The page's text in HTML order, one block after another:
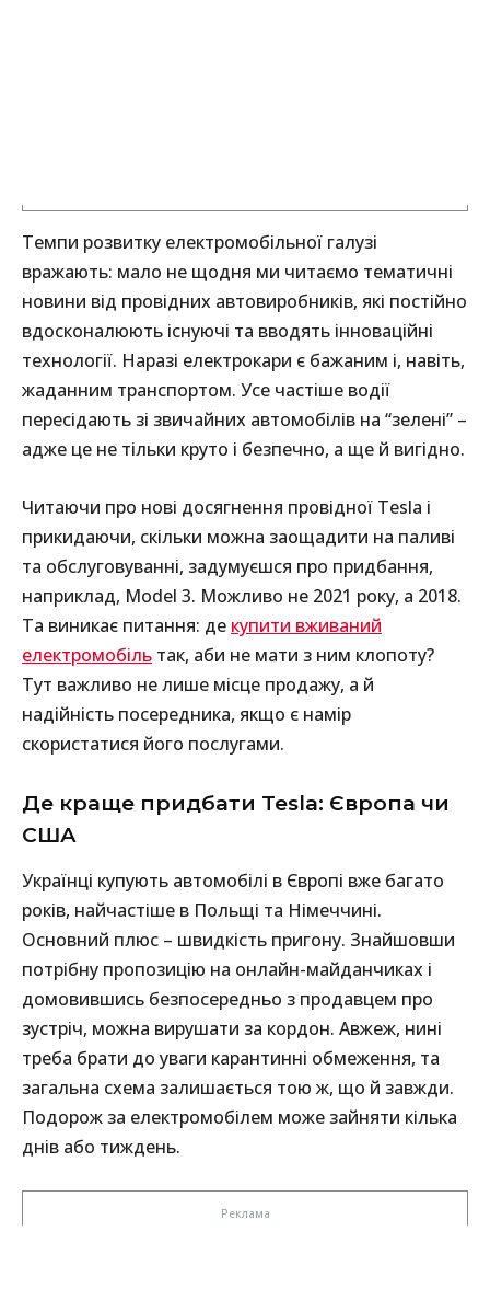
Темпи розвитку електромобільної галузі
вражають: мало не щодня ми читаємо тематичні
новини від провідних автовиробників, які постійно
вдосконалюють існуючі та вводять інноваційні
технології. Наразі електрокари є бажаним і, навіть,
жаданним транспортом. Усе частіше водії
пересідають зі звичайних автомобілів на “зелені” –
адже це не тільки круто і безпечно, а ще й вигідно.
Читаючи про нові досягнення провідної Tesla і
прикидаючи, скільки можна заощадити на паливі
та обслуговуванні, задумуєшся про придбання,
наприклад, Model 3. Можливо не 2021 року, а 2018.
Та виникає питання: де купити вживаний
електромобіль так, аби не мати з ним клопоту?
Тут важливо не лише місце продажу, а й
надійність посередника, якщо є намір
скористатися його послугами.
Де краще придбати Tesla: Європа чи
США
Українці купують автомобілі в Європі вже багато
років, найчастіше в Польщі та Німеччині.
Основний плюс – швидкість пригону. Знайшовши
потрібну пропозицію на онлайн-майданчиках і
домовившись безпосередньо з продавцем про
зустріч, можна вирушати за кордон. Авжеж, нині
треба брати до уваги карантинні обмеження, та
загальна схема залишається тою ж, що й завжди.
Подорож за електромобілем може зайняти кілька
днів або тиждень.